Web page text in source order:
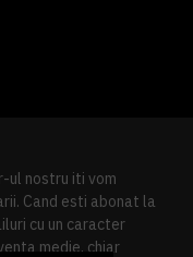
ul nostru iti vom
Cand esti abonat la
cu un caracter
medie, chiar